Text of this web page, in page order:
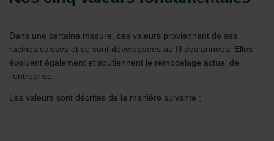
Dans une certaine mesure, ces valeurs proviennent de ses
racines suisses et se sont développées au fil des années. Elles
évoluent également et soutiennent le remodelage actuel de
l’entreprise.
Les valeurs sont décrites de la manière suivante :